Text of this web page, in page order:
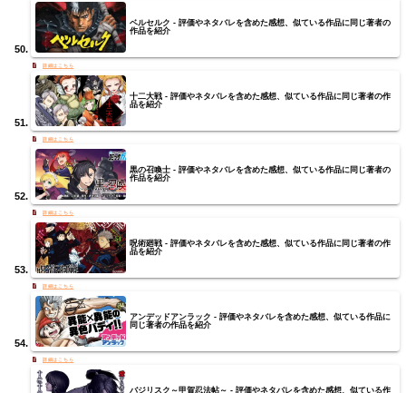
ベルセルク - 評価やネタバレを含めた感想、似ている作品に同じ著者の
作品を紹介
十二大戦 - 評価やネタバレを含めた感想、似ている作品に同じ著者の作
品を紹介
黒の召喚士 - 評価やネタバレを含めた感想、似ている作品に同じ著者の
作品を紹介
呪術廻戦 - 評価やネタバレを含めた感想、似ている作品に同じ著者の作
品を紹介
アンデッドアンラック - 評価やネタバレを含めた感想、似ている作品に
同じ著者の作品を紹介
バジリスク～甲賀忍法帖～ - 評価やネタバレを含めた感想、似ている作